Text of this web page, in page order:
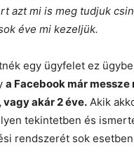
azt mi is meg tudjuk
éve mi kezeljük.
egy ügyfelet ez
a Facebook már messze
akár 2 éve. Akik
tekintetben és
rendszerét sok